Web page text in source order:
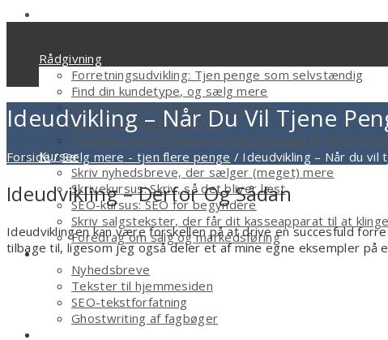
Rådgivning
Forretningsudvikling: Tjen penge som selvstændig
Find din kundetype, og sælg mere
Mere salg fra hjemmesiden, ja tak
Sælg med email marketing
Freebien, der får læserne til at strømme til dit
Kurser
Skriv nyhedsbreve, der sælger (meget) mere
Skrivekursus: Skriv, så det bliver læst
SEO-kursus: SEO for begyndere
Skriv salgstekster, der får dit kasseapparat til at klinge
Foredrag om salg og markedsføring
Tekstforfatter
Nyhedsbreve
Tekster til hjemmesiden
SEO-tekstforfatning
Ghostwriting af fagbøger
Ideudvikling – Når Du Vil Tjene
Forside/Sælg mere - tjen flere penge / Ideudvikling – Når du
Ideudvikling – Derfor Og Sådan
Ideudviklingen kan være forskellen på at drive en succesfuld
tilbage til, ligesom jeg også deler et af mine egne eksempler